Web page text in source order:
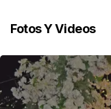
Fotos Y Videos